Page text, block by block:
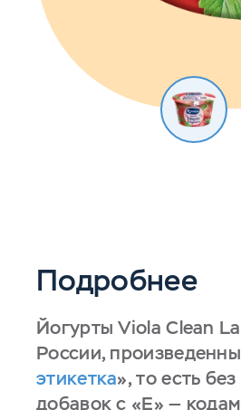
Подробнее
Йогурты Viola Clean
России,
этикетка», то есть
добавок с «Е» —